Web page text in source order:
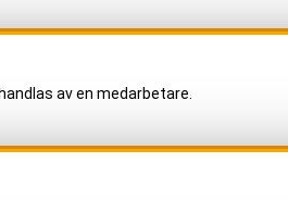
av en medarbetare.